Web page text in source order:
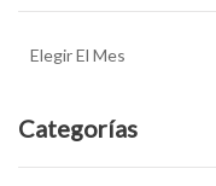
Categorías